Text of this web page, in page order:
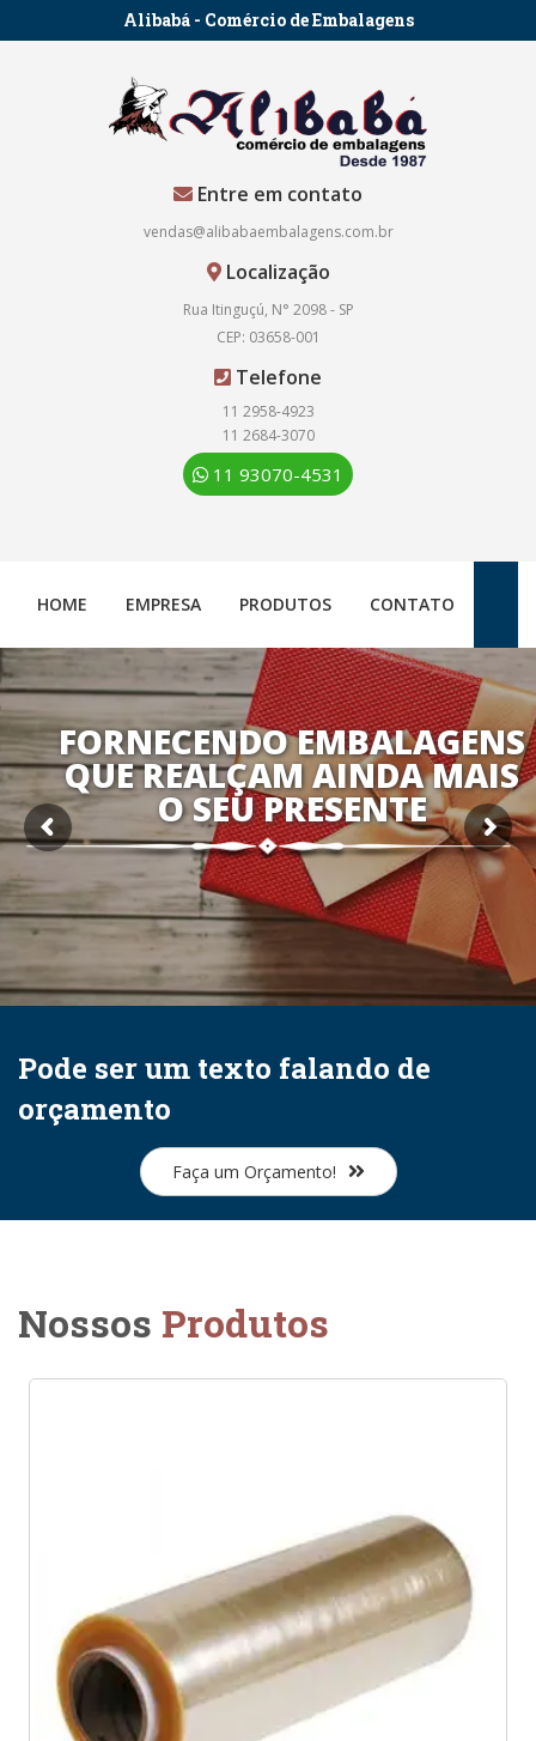
Alibabá - Comércio de Embalagens
Entre em contato
vendas@alibabaembalagens.com.br
Localização
Rua Itinguçú, N° 2098 - SP
CEP: 03658-001
Telefone
11 2958-4923
11 2684-3070
11 93070-4531
HOME EMPRESA PRODUTOS CONTATO
FORNECENDO EMBALAGENS
QUE REALÇAM AINDA MAIS
O SEU PRESENTE
Pode ser um texto falando de
orçamento
Faça um Orçamento!
Nossos Produtos